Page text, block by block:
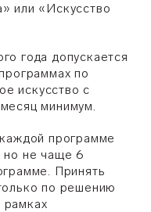
или «Искусство
года допускается
по
искусство с
минимум.
программе
но не чаще 6
Принять
по решению